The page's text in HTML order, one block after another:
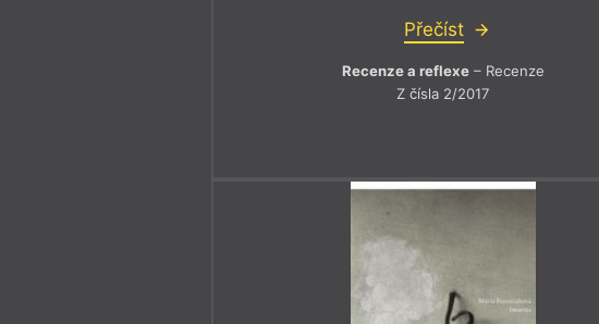
Přečíst
Recenze a reflexe– Recenze
Z čísla 2/2017